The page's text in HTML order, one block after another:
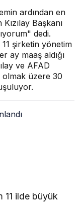
ardından en
Başkanı
dedi.
11 şirketin yönetim
ay maaş aldığı
ve AFAD
olmak üzere 30
11 ilde büyük